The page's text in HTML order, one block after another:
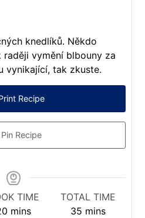
knedlíků. Někdo
raději vymění blbouny za
vynikající, tak zkuste.
Recipe
Pin Recipe
TIME
minutes
mins
TOTAL TIME
35 minutes
mins